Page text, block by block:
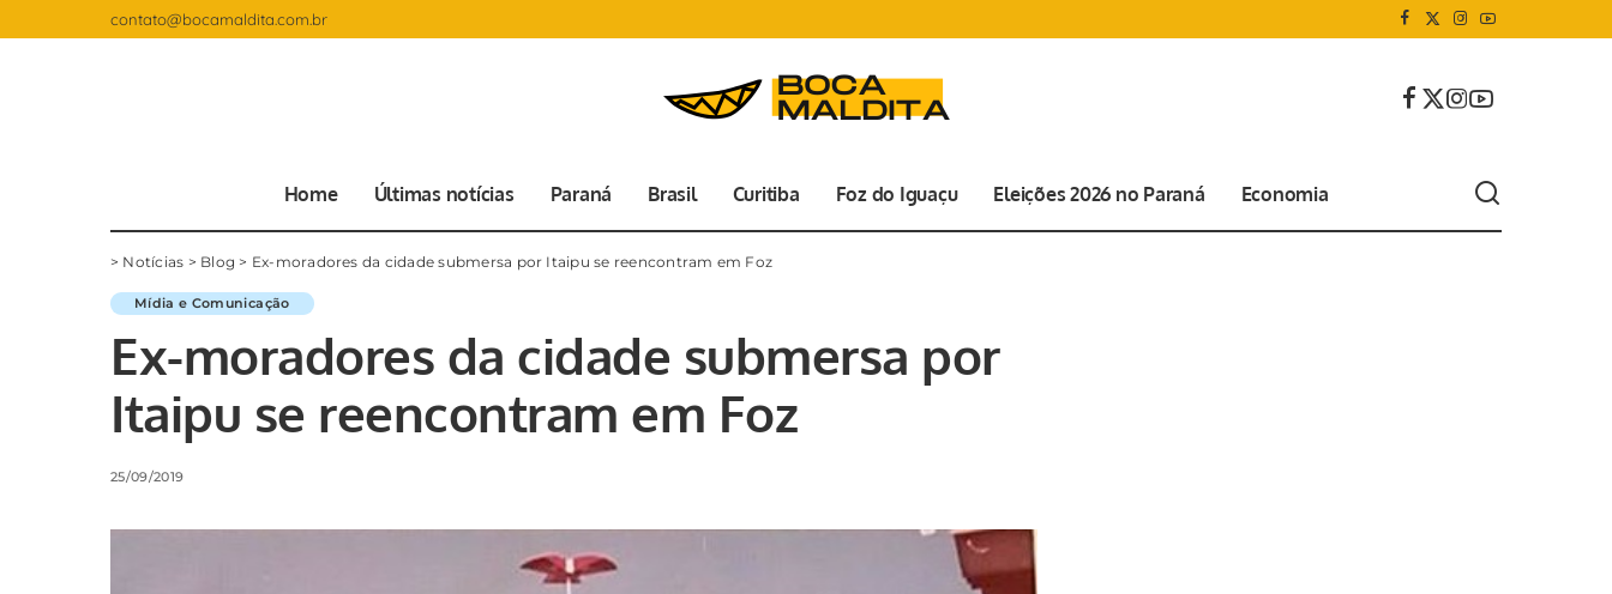
contato@bocamaldita.com.br
Home Últimas notícias Paraná Brasil Curitiba Foz do Iguaçu Eleições 2026 no Paraná Economia
> Notícias > Blog > Ex-moradores da cidade submersa por Itaipu se reencontram em Foz
Mídia e Comunicação
Ex-moradores da cidade submersa por
Itaipu se reencontram em Foz
25/09/2019